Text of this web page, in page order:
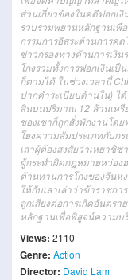
ส่วนเกี่ยวข้องในคดีฟอกเ
รวบรวมพยานหลักฐานเ
กรรมการอิสระต้านการค
ข่าวกรองทางด้านการเงิ
โกงรวมทั้งการฟอกเงินเ
ก็ตามได้ ในช่วงเวลานี้
ปากคำระเบียบด้านใน) ไ
สินบนปริมาณ 12 ล้านเหรี
ของเขาก็ถูกสั่งพักงานโด
โยงความสัมประเภทกับก
เล่าผู้ต้องสงสัยว่าเหยาชิ
ผู้กระทำผิดกฎหมายหว่อง
ต้านทานการโกงของจีนห
ให้กับเลาเล่าว่าข้าราชก
ลูกเสี่ยงต่อการเกิดอันตร
หลักฐานเพื่อพิสูจน์ความบ
Views: 2110
Genre: Action
Director: David Lam